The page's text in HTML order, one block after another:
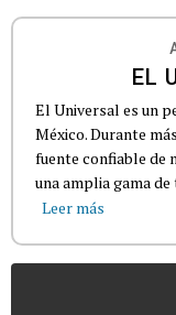
EL
El Universal es un
México. Durante
fuente confiable de
una amplia gama
Leer más